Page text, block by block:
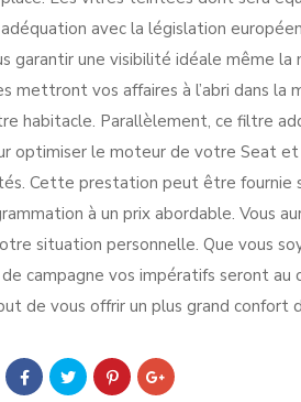
avec la législation
garantir une visibilité idéale même
mettront vos affaires à l’abri dans
habitacle. Parallèlement, ce filtre
optimiser le moteur de votre Seat
Cette prestation peut être fournie
à un prix abordable. Vous
situation personnelle. Que vous
de campagne vos impératifs seront
de vous offrir un plus grand confort